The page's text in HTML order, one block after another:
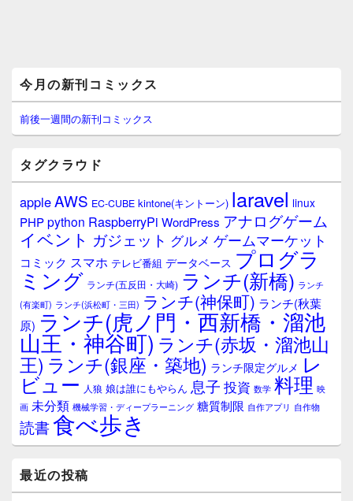
イ
ン
サ
イ
ウ
ィ
ジ
ェ
ア
今月の新刊コミックス
前後一週間の新刊コミックス
タグクラウド
appleAWS EC-CUBE kintone(キントーン) laravel linux
PHPpython RaspberryPi WordPress アナログゲーム
イベント ガジェット グルメ ゲームマーケット
コミック スマホ テレビ番組 データベース プログラ
ミング ランチ(五反田・大崎) ランチ(新橋) ランチ
(有楽町) ランチ(浜松町・三田) ランチ(神保町) ランチ(秋葉
原) ランチ(虎ノ門・西新橋・溜池
山王・神谷町) ランチ(赤坂・溜池山
王) ランチ(銀座・築地) ランチ限定グルメ レ
ビュー 人狼 娘は誰にもやらん 息子 投資 数学 料理 映
画 未分類 機械学習・ディープラーニング 糖質制限 自作アプリ 自作物
読書食べ歩き
最近の投稿